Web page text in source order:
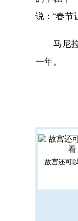
说：“春节
马尼拉
一年。
故宫还可